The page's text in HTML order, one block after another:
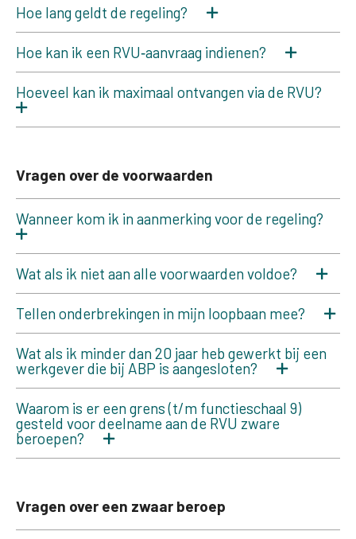
Hoe lang geldt de regeling?
Hoe kan ik een RVU‑aanvraag indienen?
Hoeveel kan ik maximaal ontvangen via de RVU?
Vragen over de voorwaarden
Wanneer kom ik in aanmerking voor de regeling?
Wat als ik niet aan alle voorwaarden voldoe?
Tellen onderbrekingen in mijn loopbaan mee?
Wat als ik minder dan 20 jaar heb gewerkt bij een
werkgever die bij ABP is aangesloten?
Waarom is er een grens (t/m functieschaal 9)
gesteld voor deelname aan de RVU zware
beroepen?
Vragen over een zwaar beroep